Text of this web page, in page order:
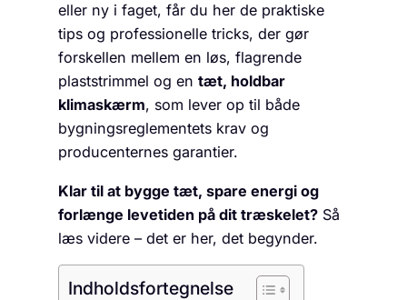
eller ny i faget, får du her de praktiske
tips og professionelle tricks, der gør
forskellen mellem en løs, flagrende
plaststrimmel og en tæt, holdbar
klimaskærm, som lever op til både
bygningsreglementets krav og
producenternes garantier.
Klar til at bygge tæt, spare energi og
forlænge levetiden på dit træskelet? Så
læs videre – det er her, det begynder.
Indholdsfortegnelse